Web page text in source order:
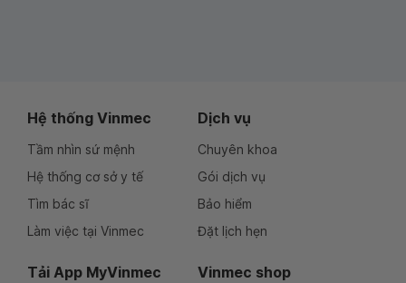
Hệ thống Vinmec
Tầm nhìn sứ mệnh
Hệ thống cơ sở y tế
Tìm bác sĩ
Làm việc tại Vinmec
Dịch vụ
Chuyên khoa
Gói dịch vụ
Bảo hiểm
Đặt lịch hẹn
Tải App MyVinmec Vinmec shop